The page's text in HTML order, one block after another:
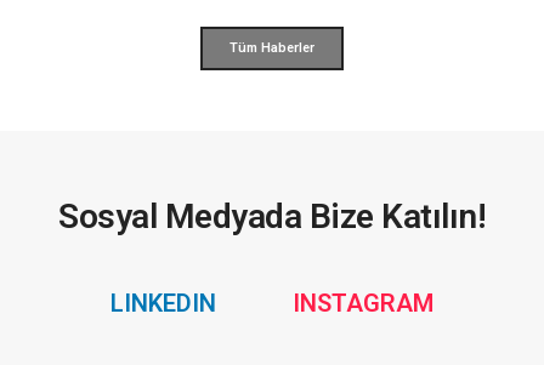
Tüm Haberler
Sosyal Medyada Bize Katılın!
LINKEDINSocial INSTAGRAMSocial